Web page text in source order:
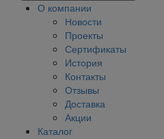
О компании
Новости
Проекты
Сертификаты
История
Контакты
Отзывы
Доставка
Акции
Каталог